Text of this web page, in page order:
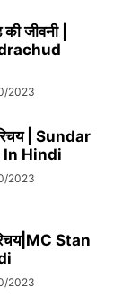
जीवनी |
2023
| Sundar
Hindi
2023
Stan
2023